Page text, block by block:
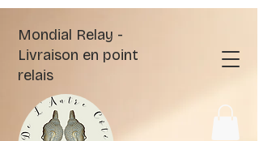
Mondial Relay -
Livraison en point
relais